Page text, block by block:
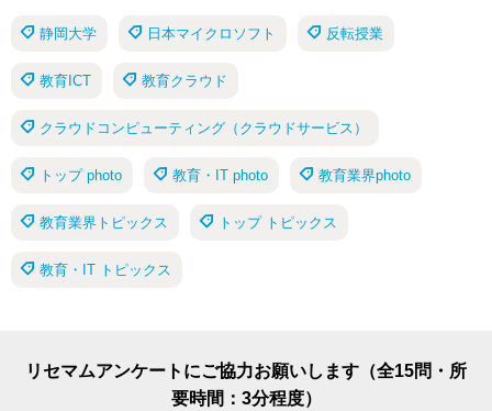
静岡大学 日本マイクロソフト 反転授業
教育ICT 教育クラウド
クラウドコンピューティング（クラウドサービス）
トップ photo 教育・IT photo 教育業界photo
教育業界トピックス トップ トピックス
教育・IT トピックス
リセマムアンケートにご協力お願いします（全15問・所
要時間：3分程度）